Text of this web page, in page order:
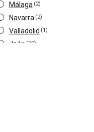
Málaga (2)
Navarra (2)
Valladolid (1)
Jaén (20)